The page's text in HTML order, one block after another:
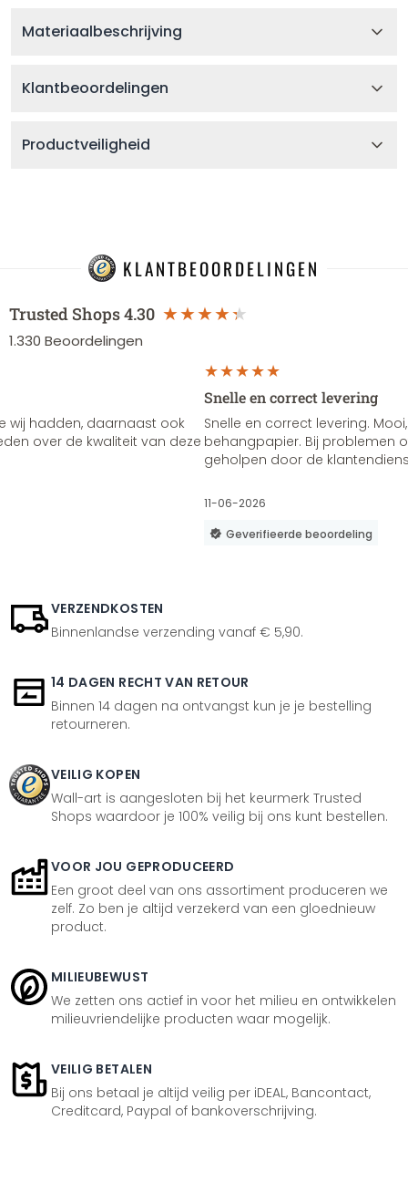
Materiaalbeschrijving
Klantbeoordelingen
Productveiligheid
KLANTBEOORDELINGEN
Trusted Shops4.30
1.330 Beoordelingen
wij hadden, daarnaast ook
over de kwaliteit van deze
Snelle en correct levering
Snelle en correct levering.
behangpapier. Bij problemen
geholpen door de
11-06-2026
Geverifieerde beoordeling
VERZENDKOSTEN
Binnenlandse verzending vanaf € 5,90.
14 DAGEN RECHT VAN RETOUR
Binnen 14 dagen na ontvangst kun je je bestelling
retourneren.
VEILIG KOPEN
Wall-art is aangesloten bij het keurmerk Trusted
Shops waardoor je 100% veilig bij ons kunt bestellen.
VOOR JOU GEPRODUCEERD
Een groot deel van ons assortiment produceren we
zelf. Zo ben je altijd verzekerd van een gloednieuw
product.
MILIEUBEWUST
We zetten ons actief in voor het milieu en ontwikkelen
milieuvriendelijke producten waar mogelijk.
VEILIG BETALEN
Bij ons betaal je altijd veilig per iDEAL, Bancontact,
Creditcard, Paypal of bankoverschrijving.